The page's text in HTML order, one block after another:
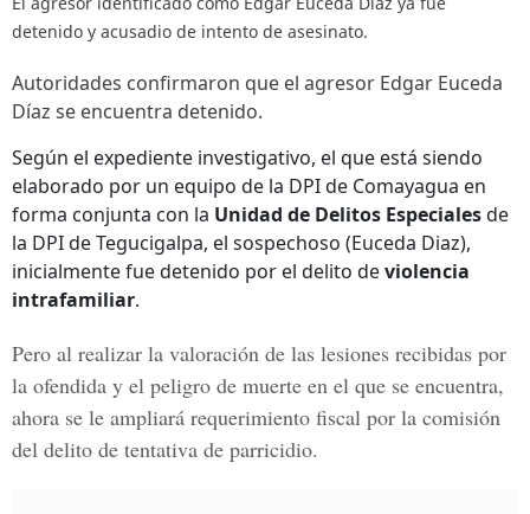
detenido y acusadio de intento de asesinato.
Autoridades confirmaron que el agresor Edgar Euceda
Díaz se encuentra detenido.
Según el expediente investigativo, el que está siendo
elaborado por un equipo de la DPI de Comayagua en
forma conjunta con la Unidad de Delitos Especialesde
la DPI de Tegucigalpa, el sospechoso (Euceda Diaz),
inicialmente fue detenido por el delito deviolencia
intrafamiliar.
Pero al realizar la valoración de las lesiones recibidas por
la ofendida y el peligro de muerte en el que se encuentra,
ahora se le ampliará requerimiento fiscal por la comisión
del delito de tentativa de parricidio.